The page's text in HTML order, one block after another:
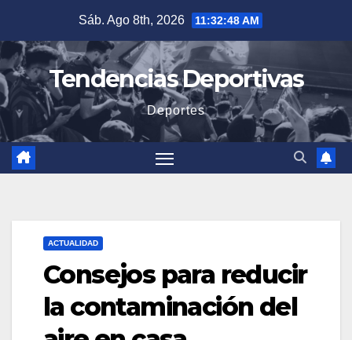
contenido
Sáb. Ago 8th, 2026 11:32:50 AM
Tendencias Deportivas
Deportes
ACTUALIDAD
Consejos para reducir
la contaminación del